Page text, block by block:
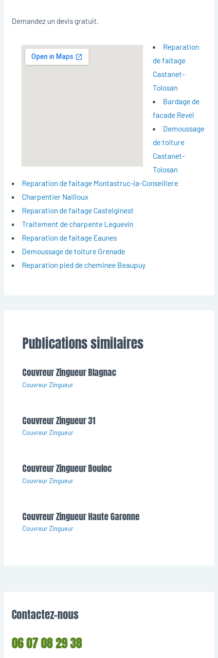
Demandez un devis gratuit.
Reparation
de faitage
Castanet-
Tolosan
Bardage de
facade Revel
Demoussage
de toiture
Castanet-
Tolosan
Reparation de faitage Montastruc-la-Conseillere
Charpentier Nailloux
Reparation de faitage Castelginest
Traitement de charpente Leguevin
Reparation de faitage Eaunes
Demoussage de toiture Grenade
Reparation pied de cheminee Beaupuy
Publications similaires
Couvreur Zingueur Blagnac
Couvreur Zingueur
Couvreur Zingueur 31
Couvreur Zingueur
Couvreur Zingueur Bouloc
Couvreur Zingueur
Couvreur Zingueur Haute Garonne
Couvreur Zingueur
Contactez-nous
06 07 08 29 38